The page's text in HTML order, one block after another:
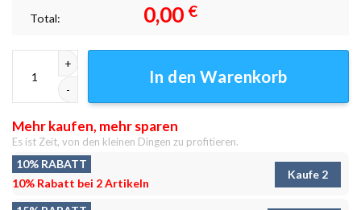
Total: 0,00 €
In den Warenkorb
Mehr kaufen, mehr sparen
Es ist Zeit, von den kleinen Dingen zu profitieren.
10% RABATT
10% Rabatt bei 2 Artikeln
Kaufe 2